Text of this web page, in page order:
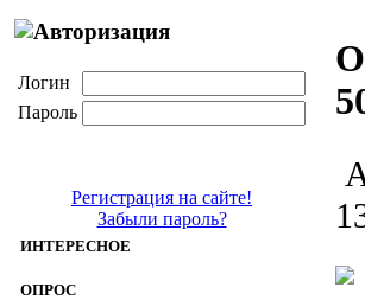
Логин
Пароль
Регистрация на сайте!
Забыли пароль?
ИНТЕРЕСНОЕ
ОПРОС